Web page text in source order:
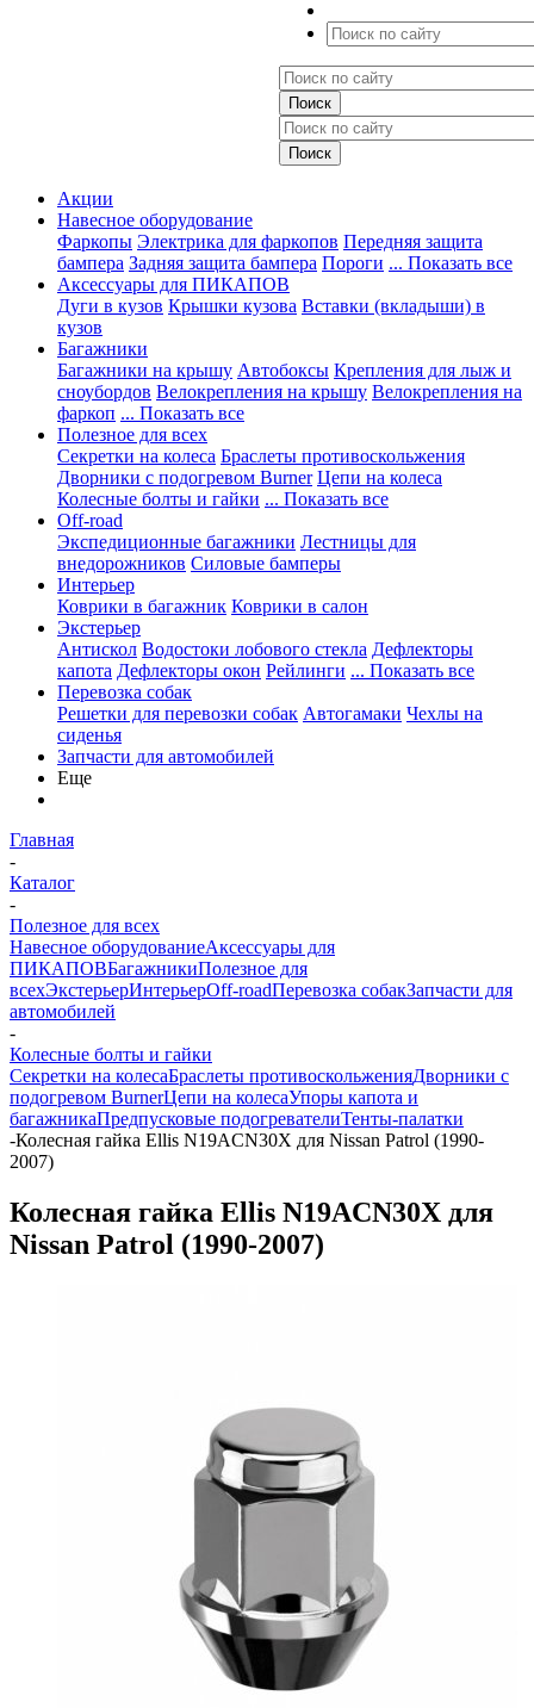
Акции
Навесное оборудование
Фаркопы Электрика для фаркопов Передняя защита
бампера Задняя защита бампера Пороги ... Показать все
Аксессуары для ПИКАПОВ
Дуги в кузов Крышки кузова Вставки (вкладыши) в
кузов
Багажники
Багажники на крышу Автобоксы Крепления для лыж и
сноубордов Велокрепления на крышу Велокрепления на
фаркоп ... Показать все
Полезное для всех
Секретки на колеса Браслеты противоскольжения
Дворники с подогревом Burner Цепи на колеса
Колесные болты и гайки ... Показать все
Off-road
Экспедиционные багажники Лестницы для
внедорожников Силовые бамперы
Интерьер
Коврики в багажник Коврики в салон
Экстерьер
Антискол Водостоки лобового стекла Дефлекторы
капота Дефлекторы окон Рейлинги ... Показать все
Перевозка собак
Решетки для перевозки собак Автогамаки Чехлы на
сиденья
Запчасти для автомобилей
Еще
Главная
-
Каталог
-
Полезное для всех
Навесное оборудованиеАксессуары для
ПИКАПОВБагажникиПолезное для
всехЭкстерьерИнтерьерOff-roadПеревозка собакЗапчасти для
автомобилей
-
Колесные болты и гайки
Секретки на колесаБраслеты противоскольженияДворники с
подогревом BurnerЦепи на колесаУпоры капота и
багажникаПредпусковые подогревателиТенты-палатки
-Колесная гайка Ellis N19ACN30X для Nissan Patrol (1990-
2007)
Колесная гайка Ellis N19ACN30X для
Nissan Patrol (1990-2007)